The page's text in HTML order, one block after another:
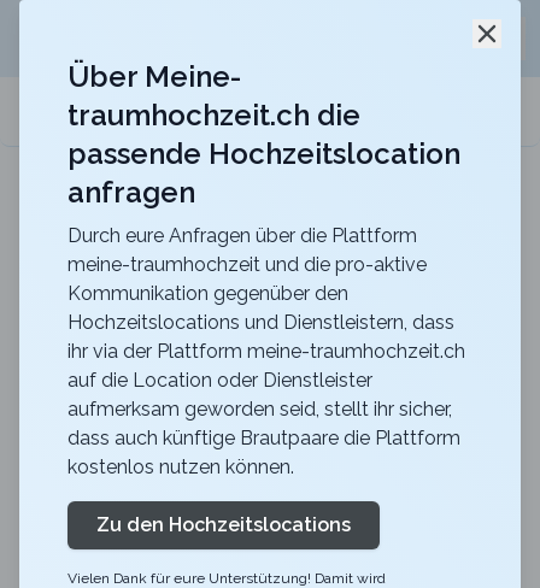
meine-traumhochzeit.ch
b_smart hotel Schönenwerd
Für ein zauberhaftes Hochzeitsfest
Gebuchte Hochzeitsgäste?
Warum immer mehr Paare
auf diesen Geheimtipp
setzen
Über Meine-
traumhochzeit.ch die
passende Hochzeitslocation
anfragen
Durch eure Anfragen über die Plattform
meine-traumhochzeit und die pro-aktive
Kommunikation gegenüber den
Hochzeitslocations und Dienstleistern, dass
ihr via der Plattform meine-traumhochzeit.ch
auf die Location oder Dienstleister
aufmerksam geworden seid, stellt ihr sicher,
dass auch künftige Brautpaare die Plattform
kostenlos nutzen können.
Zu den Hochzeitslocations
Vielen Dank für eure Unterstützung! Damit wird